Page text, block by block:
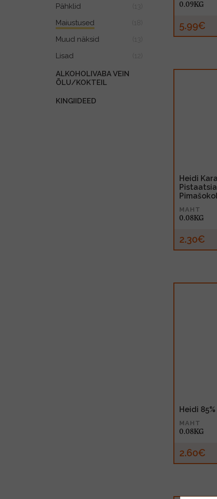
Pähklid
Maiustused
Muud näksid
Lisad
ALKOHOLIVABA VEIN
ÕLU/KOKTEIL
KINGIIDEED
0.09KG
5.99€
Heidi
MAHT
0.08KG
2.30€
Heidi
MAHT
0.08KG
2.60€